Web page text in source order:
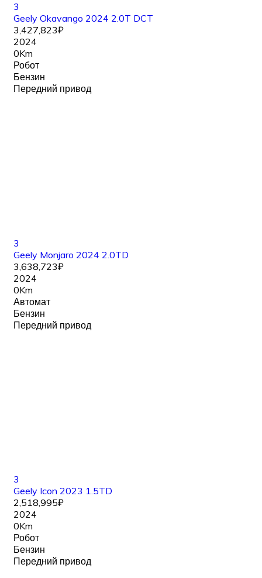
3
Geely Okavango 2024 2.0T DCT
3,427,823₽
2024
0Km
Робот
Бензин
Передний привод
3
Geely Monjaro 2024 2.0TD
3,638,723₽
2024
0Km
Автомат
Бензин
Передний привод
3
Geely Icon 2023 1.5TD
2,518,995₽
2024
0Km
Робот
Бензин
Передний привод